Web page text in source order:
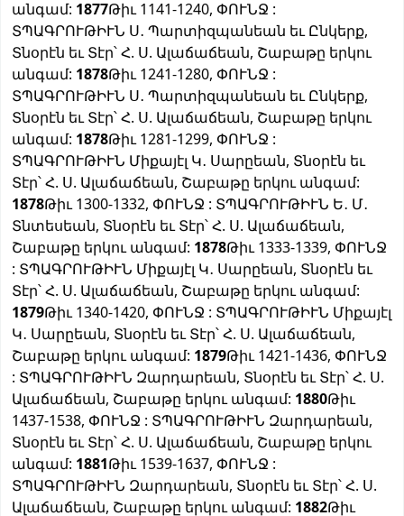
անգամ: 1877Թիւ 1141-1240, ՓՈՒՆՋ :
ՏՊԱԳՐՈՒԹԻՒՆ Ս․ Պարտիզպանեան եւ Ընկերք,
Տնօրէն եւ Տէր՝ Հ. Ս. Ալաճաճեան, Շաբաթը երկու
անգամ: 1878Թիւ 1241-1280, ՓՈՒՆՋ :
ՏՊԱԳՐՈՒԹԻՒՆ Ս․ Պարտիզպանեան եւ Ընկերք,
Տնօրէն եւ Տէր՝ Հ. Ս. Ալաճաճեան, Շաբաթը երկու
անգամ: 1878Թիւ 1281-1299, ՓՈՒՆՋ :
ՏՊԱԳՐՈՒԹԻՒՆ Միքայէլ Կ․ Սարըեան, Տնօրէն եւ
Տէր՝ Հ. Ս. Ալաճաճեան, Շաբաթը երկու անգամ:
1878Թիւ 1300-1332, ՓՈՒՆՋ : ՏՊԱԳՐՈՒԹԻՒՆ Ե․ Մ․
Տնտեսեան, Տնօրէն եւ Տէր՝ Հ. Ս. Ալաճաճեան,
Շաբաթը երկու անգամ: 1878Թիւ 1333-1339, ՓՈՒՆՋ
: ՏՊԱԳՐՈՒԹԻՒՆ Միքայէլ Կ․ Սարըեան, Տնօրէն եւ
Տէր՝ Հ. Ս. Ալաճաճեան, Շաբաթը երկու անգամ:
1879Թիւ 1340-1420, ՓՈՒՆՋ : ՏՊԱԳՐՈՒԹԻՒՆ Միքայէլ
Կ․ Սարըեան, Տնօրէն եւ Տէր՝ Հ. Ս. Ալաճաճեան,
Շաբաթը երկու անգամ: 1879Թիւ 1421-1436, ՓՈՒՆՋ
: ՏՊԱԳՐՈՒԹԻՒՆ Զարդարեան, Տնօրէն եւ Տէր՝ Հ. Ս.
Ալաճաճեան, Շաբաթը երկու անգամ: 1880Թիւ
1437-1538, ՓՈՒՆՋ : ՏՊԱԳՐՈՒԹԻՒՆ Զարդարեան,
Տնօրէն եւ Տէր՝ Հ. Ս. Ալաճաճեան, Շաբաթը երկու
անգամ: 1881Թիւ 1539-1637, ՓՈՒՆՋ :
ՏՊԱԳՐՈՒԹԻՒՆ Զարդարեան, Տնօրէն եւ Տէր՝ Հ. Ս.
Ալաճաճեան, Շաբաթը երկու անգամ: 1882Թիւ